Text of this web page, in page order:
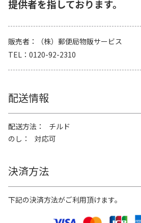
提供者を指しております。
販売者
（株）郵便局物販サービス
TEL
0120-92-2310
配送情報
配送方法
チルド
のし
対応可
決済方法
下記の決済方法がご利用頂けます。